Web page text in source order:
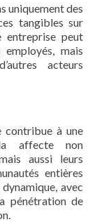
uniquement des
tangibles sur
entreprise peut
mais
acteurs
contribue à une
affecte non
aussi leurs
entières
avec
pénétration de